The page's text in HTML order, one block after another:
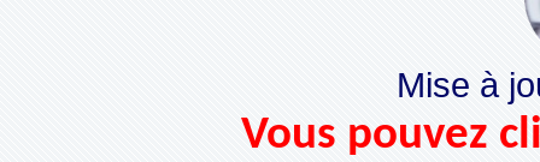
Mise à
Vous pouvez